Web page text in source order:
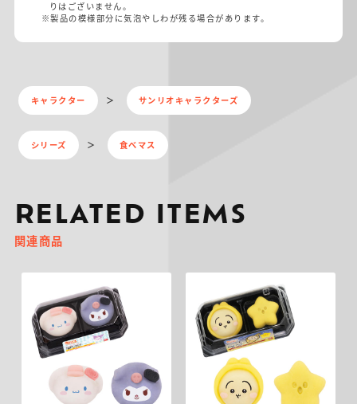
りはございません。
※製品の模様部分に気泡やしわが残る場合があります。
キャラクター サンリオキャラクターズ
シリーズ 食べマス
RELATED ITEMS
関連商品